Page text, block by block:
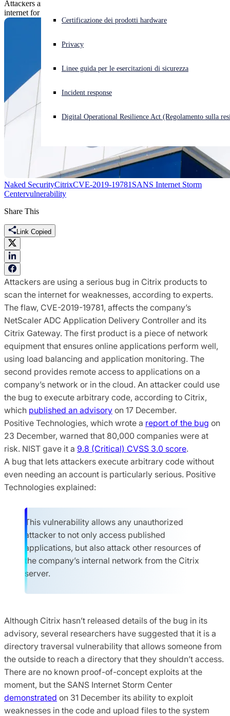
Cyberattacco in corso? Ottieni assistenza immediata
Open language switcher
Certificazione dei prodotti hardware
Privacy
Linee guida per le esercitazioni di sicurezza
Incident response
Digital Operational Resilience Act (Regolamento sulla
Attackers are using a serious bug in Citrix products to scan the
internet for weaknesses, according to experts.
Naked SecurityCitrixCVE-2019-19781 SANS Internet Storm
Centervulnerability
Share This
Link Copied
Attackers are using a serious bug in Citrix products to
scan the internet for weaknesses, according to experts.
The flaw, CVE-2019-19781, affects the company’s
NetScaler ADC Application Delivery Controller and its
Citrix Gateway. The first product is a piece of network
equipment that ensures online applications perform well,
using load balancing and application monitoring. The
second provides remote access to applications on a
company’s network or in the cloud. An attacker could use
the bug to execute arbitrary code, according to Citrix,
which published an advisory on 17 December.
Positive Technologies, which wrote a report of the bug on
23 December, warned that 80,000 companies were at
risk. NIST gave it a 9.8 (Critical) CVSS 3.0 score.
A bug that lets attackers execute arbitrary code without
even needing an account is particularly serious. Positive
Technologies explained:
This vulnerability allows any unauthorized
attacker to not only access published
applications, but also attack other resources of
the company’s internal network from the Citrix
server.
Although Citrix hasn’t released details of the bug in its
advisory, several researchers have suggested that it is a
directory traversal vulnerability that allows someone from
the outside to reach a directory that they shouldn’t access.
There are no known proof-of-concept exploits at the
moment, but the SANS Internet Storm Center
demonstrated on 31 December its ability to exploit
weaknesses in the code and upload files to the system